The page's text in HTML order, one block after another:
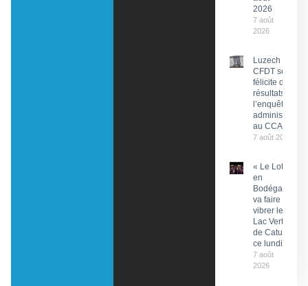
2026
7 août
2026
Luzech : La
CFDT se
félicite des
résultats de
l’enquête
administrative
au CCAS
7 août 2026
« Le Lot
en
Bodéga »
va faire
vibrer le
Lac Vert
de Catus
ce lundi
7 août
2026